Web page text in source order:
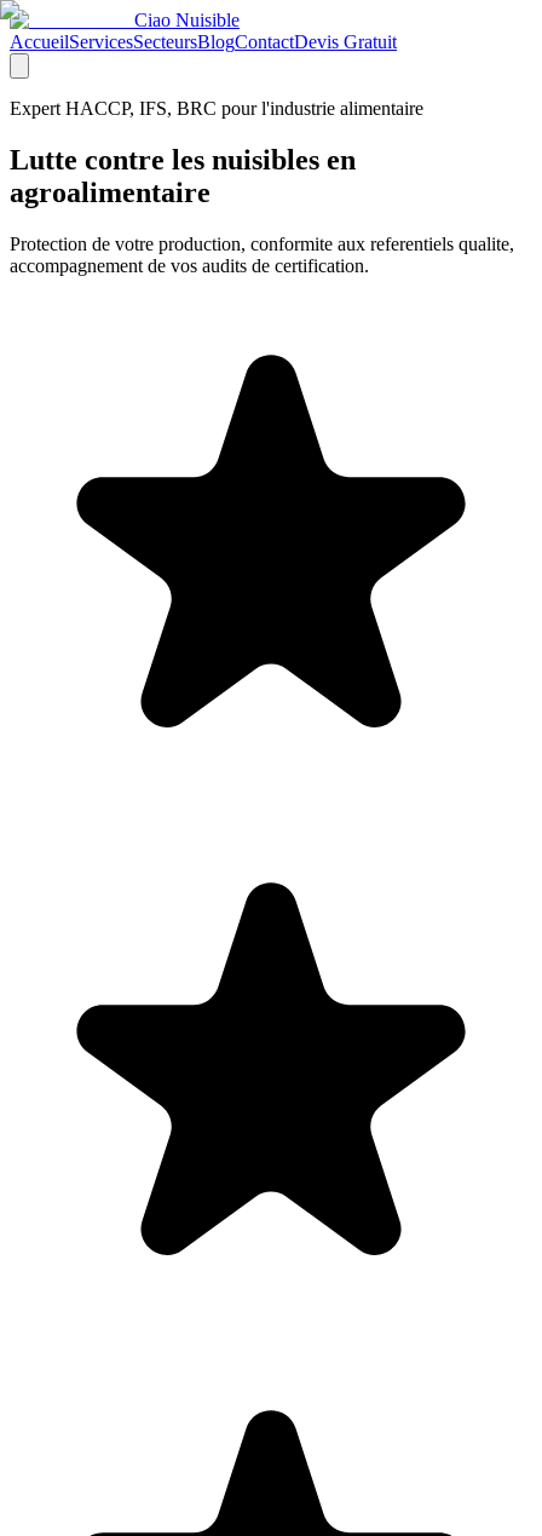
Ciao Nuisible
AccueilServicesSecteursBlogContactDevis Gratuit
Expert HACCP, IFS, BRC pour l'industrie alimentaire
Lutte contre les nuisibles en
agroalimentaire
Protection de votre production, conformite aux referentiels qualite,
accompagnement de vos audits de certification.